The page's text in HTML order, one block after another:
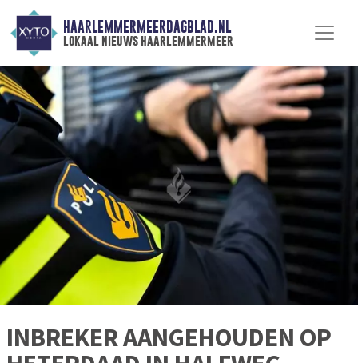
HAARLEMMERMEERDAGBLAD.NL
lokaal nieuws haarlemmermeer
INBREKER AANGEHOUDEN OP